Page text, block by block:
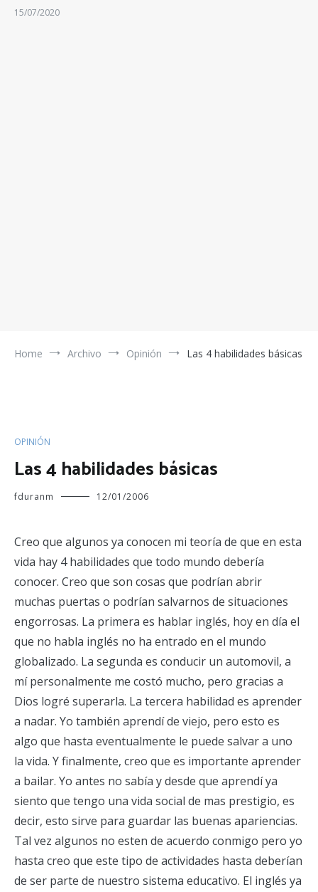
15/07/2020
Home Archivo Opinión Las 4 habilidades básicas
OPINIÓN
Las 4 habilidades básicas
fduranm 12/01/2006
Creo que algunos ya conocen mi teoría de que en esta
vida hay 4 habilidades que todo mundo debería
conocer. Creo que son cosas que podrían abrir
muchas puertas o podrían salvarnos de situaciones
engorrosas. La primera es hablar inglés, hoy en día el
que no habla inglés no ha entrado en el mundo
globalizado. La segunda es conducir un automovil, a
mí personalmente me costó mucho, pero gracias a
Dios logré superarla. La tercera habilidad es aprender
a nadar. Yo también aprendí de viejo, pero esto es
algo que hasta eventualmente le puede salvar a uno
la vida. Y finalmente, creo que es importante aprender
a bailar. Yo antes no sabía y desde que aprendí ya
siento que tengo una vida social de mas prestigio, es
decir, esto sirve para guardar las buenas apariencias.
Tal vez algunos no esten de acuerdo conmigo pero yo
hasta creo que este tipo de actividades hasta deberían
de ser parte de nuestro sistema educativo. El inglés ya